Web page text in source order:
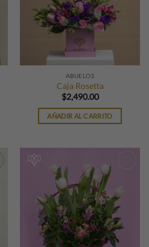
ABUELOS
Caja Rosetta
$2,490.00
AÑADIR AL CARRITO